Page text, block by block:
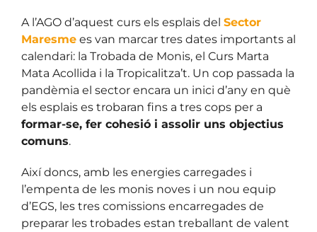
A l’AGO d’aquest curs els esplais del Sector
Maresmees van marcar tres dates importants al
calendari: la Trobada de Monis, el Curs Marta
Mata Acollida i la Tropicalitza’t. Un cop passada la
pandèmia el sector encara un inici d’any en què
els esplais es trobaran fins a tres cops per a
formar-se, fer cohesió i assolir uns objectius
comuns.
Així doncs, amb les energies carregades i
l’empenta de les monis noves i un nou equip
d’EGS, les tres comissions encarregades de
preparar les trobades estan treballant de valent